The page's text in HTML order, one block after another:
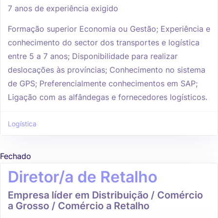
7 anos de experiência exigido
Formação superior Economia ou Gestão; Experiência e
conhecimento do sector dos transportes e logística
entre 5 a 7 anos; Disponibilidade para realizar
deslocações às províncias; Conhecimento no sistema
de GPS; Preferencialmente conhecimentos em SAP;
Ligação com as alfândegas e fornecedores logísticos.
Logística
Fechado
Diretor/a de Retalho
Empresa líder em Distribuição / Comércio
a Grosso / Comércio a Retalho